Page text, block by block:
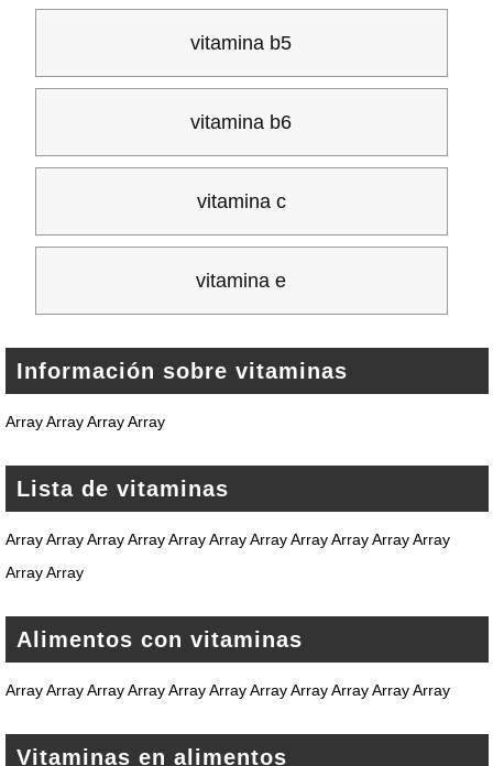
vitamina b5
vitamina b6
vitamina c
vitamina e
Información sobre vitaminas
Array Array Array Array
Lista de vitaminas
Array Array Array Array Array Array Array Array Array Array Array
Array Array
Alimentos con vitaminas
Array Array Array Array Array Array Array Array Array Array Array
Vitaminas en alimentos